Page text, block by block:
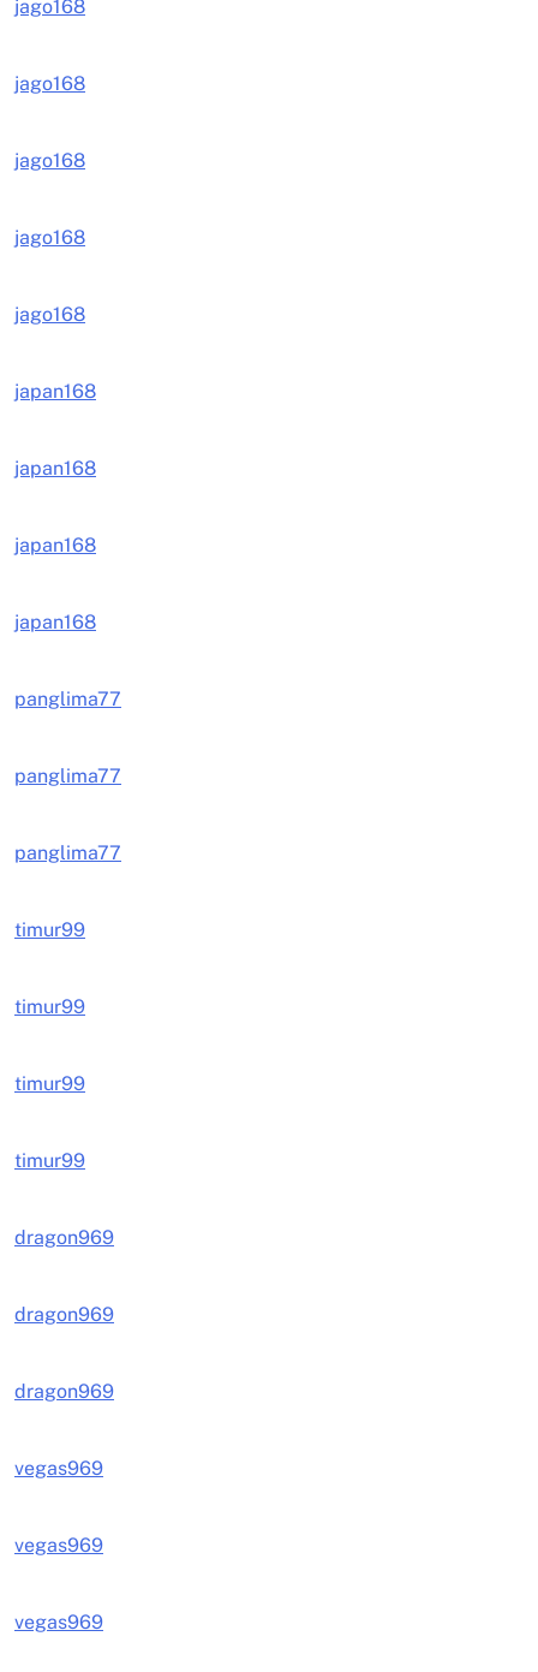
jago168
jago168
jago168
jago168
jago168
japan168
japan168
japan168
japan168
panglima77
panglima77
panglima77
timur99
timur99
timur99
timur99
dragon969
dragon969
dragon969
vegas969
vegas969
vegas969